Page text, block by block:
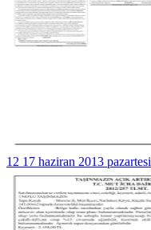
12 17 haziran 2013 pazartesi